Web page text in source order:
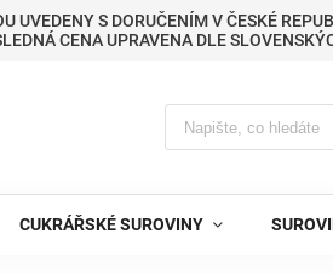
UVEDENY S DORUČENÍM V ČESKÉ
CENA UPRAVENA DLE
CUKRÁŘSKÉ SUROVINY